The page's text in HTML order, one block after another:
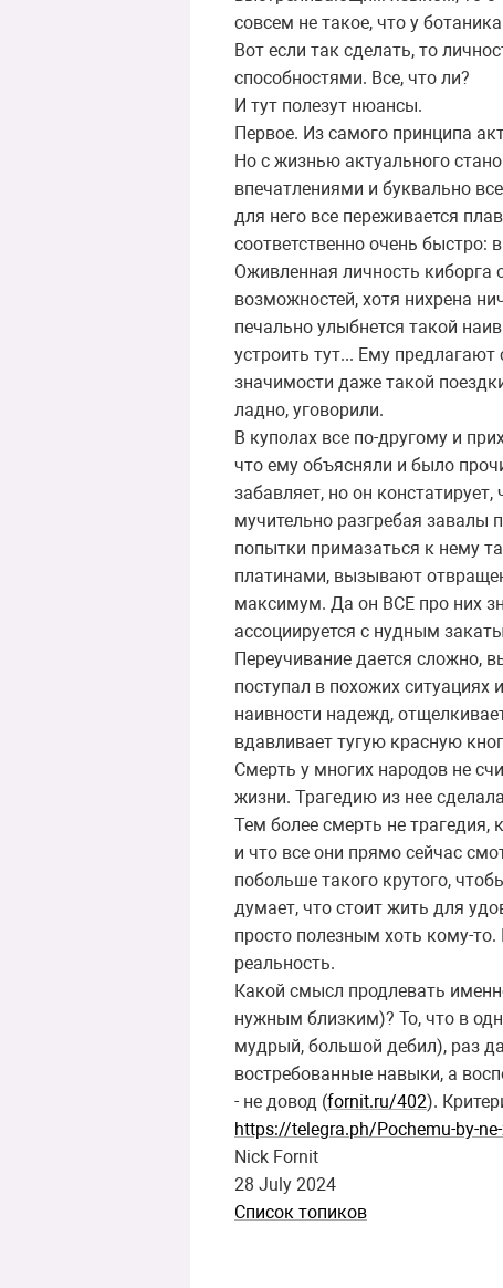
совсем не такое, что у
Вот если так сделать, то
способностями. Все, что ли?
И тут полезут нюансы.
Первое. Из самого принципа
Но с жизнью актуального
впечатлениями и буквально
для него все переживается
соответственно очень быстро:
Оживленная личность киборга
возможностей, хотя нихрена
печально улыбнется такой
устроить тут... Ему
значимости даже такой
ладно, уговорили.
В куполах все по-другому и
что ему объясняли и было
забавляет, но он
мучительно разгребая
попытки примазаться к нему
платинами, вызывают
максимум. Да он ВСЕ про них
ассоциируется с нудным
Переучивание дается сложно,
поступал в похожих
наивности надежд,
вдавливает тугую красную
Смерть у многих народов не
жизни. Трагедию из нее
Тем более смерть не трагедия,
и что все они прямо сейчас
побольше такого крутого,
думает, что стоит жить для
просто полезным хоть кому-
реальность.
Какой смысл продлевать
нужным близким)? То, что в
мудрый, большой дебил), раз
востребованные навыки, а
- не довод (fornit.ru/402).
https://telegra.ph/Pochemu-by-ne-
Nick Fornit
28 July 2024
Список топиков